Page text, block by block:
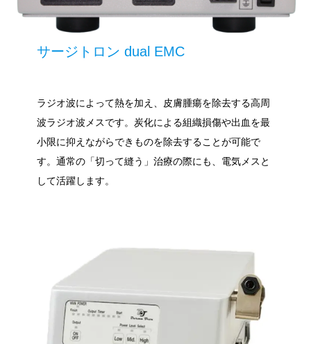
サージトロン dual EMC
ラジオ波によって熱を加え、皮膚腫瘍を除去する高周
波ラジオ波メスです。炭化による組織損傷や出血を最
小限に抑えながらできものを除去することが可能で
す。通常の「切って縫う」治療の際にも、電気メスと
して活躍します。